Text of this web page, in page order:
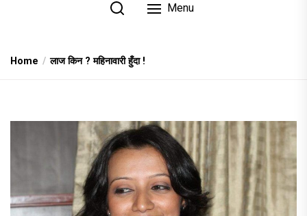
Menu
Home लाज किन ? महिनावारी हुँदा !